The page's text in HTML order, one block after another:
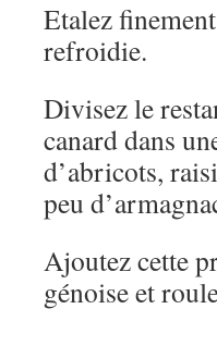
Etalez
refroidie.
Divisez le
canard dans
d’abricots,
peu
Ajoutez cette
génoise et